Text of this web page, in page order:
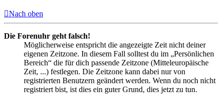
Nach oben
Die Forenuhr geht falsch!
Möglicherweise entspricht die angezeigte Zeit nicht deiner
eigenen Zeitzone. In diesem Fall solltest du im „Persönlichen
Bereich“ die für dich passende Zeitzone (Mitteleuropäische
Zeit, ...) festlegen. Die Zeitzone kann dabei nur von
registrierten Benutzern geändert werden. Wenn du noch nicht
registriert bist, ist dies ein guter Grund, dies jetzt zu tun.